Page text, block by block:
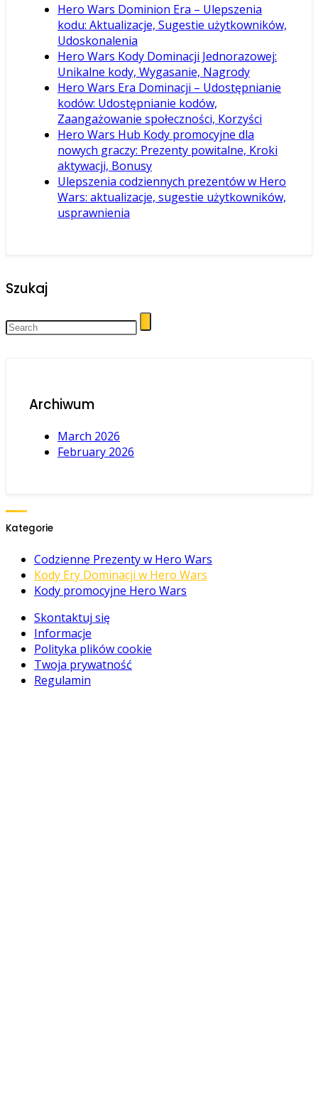
Hero Wars Dominion Era – Ulepszenia
kodu: Aktualizacje, Sugestie użytkowników,
Udoskonalenia
Hero Wars Kody Dominacji Jednorazowej:
Unikalne kody, Wygasanie, Nagrody
Hero Wars Era Dominacji – Udostępnianie
kodów: Udostępnianie kodów,
Zaangażowanie społeczności, Korzyści
Hero Wars Hub Kody promocyjne dla
nowych graczy: Prezenty powitalne, Kroki
aktywacji, Bonusy
Ulepszenia codziennych prezentów w Hero
Wars: aktualizacje, sugestie użytkowników,
usprawnienia
Szukaj
Archiwum
March 2026
February 2026
Kategorie
Codzienne Prezenty w Hero Wars
Kody Ery Dominacji w Hero Wars
Kody promocyjne Hero Wars
Skontaktuj się
Informacje
Polityka plików cookie
Twoja prywatność
Regulamin